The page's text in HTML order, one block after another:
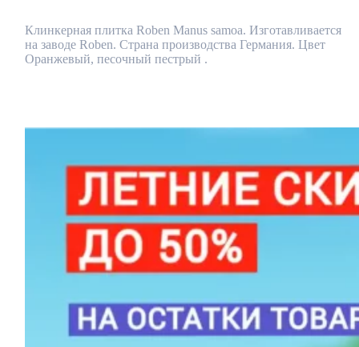
Клинкерная плитка Roben Manus samoa. Изготавливается
на заводе Roben. Страна производства Германия. Цвет
Оранжевый, песочный пестрый .